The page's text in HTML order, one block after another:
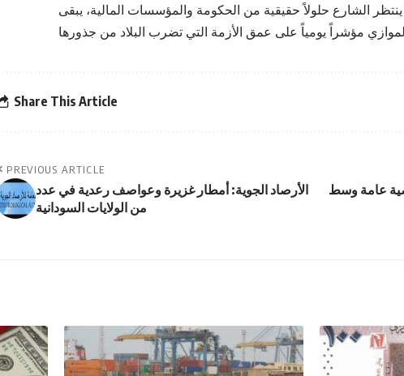
ينتظر الشارع حلولاً حقيقية من الحكومة والمؤسسات المالية، يبقى
Share This Article
PREVIOUS ARTICLE
الأرصاد الجوية: أمطار غزيرة وعواصف رعدية في عدد
من الولايات السودانية
حسابات 39 شخصية عامة وسط